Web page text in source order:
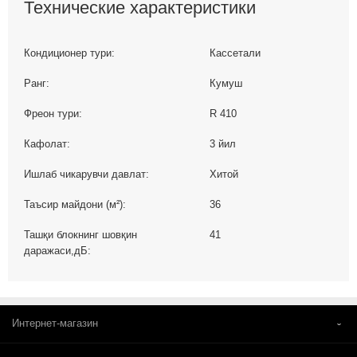
Технические характеристики
Кондиционер тури: Кассетали
Ранг: Кумуш
Фреон тури: R 410
Кафолат: 3 йил
Ишлаб чикарувчи давлат: Хитой
Таъсир майдони (м²): 36
Ташқи блокнинг шовқин
даражаси,дБ:
41
Интернет-магазин